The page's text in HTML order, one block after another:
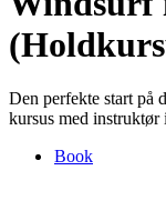
Den perfekte start på
kursus med instruktør
Book